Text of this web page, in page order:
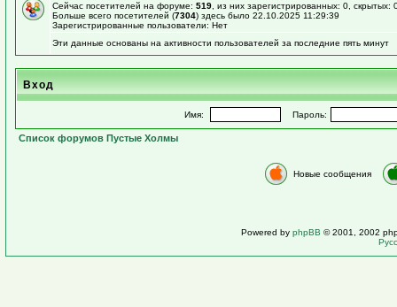
Сейчас посетителей на форуме: 519 , из них зарегистрированных: 0,
Больше всего посетителей (7304) здесь было 22.10.2025 11:29:39
Зарегистрированные пользователи: Нет
Эти данные основаны на активности пользователей за последние пять минут
Вход
Имя: Пароль:
Список форумов Пустые Холмы
Новые сообщения
Powered by phpBB © 2001, 2002